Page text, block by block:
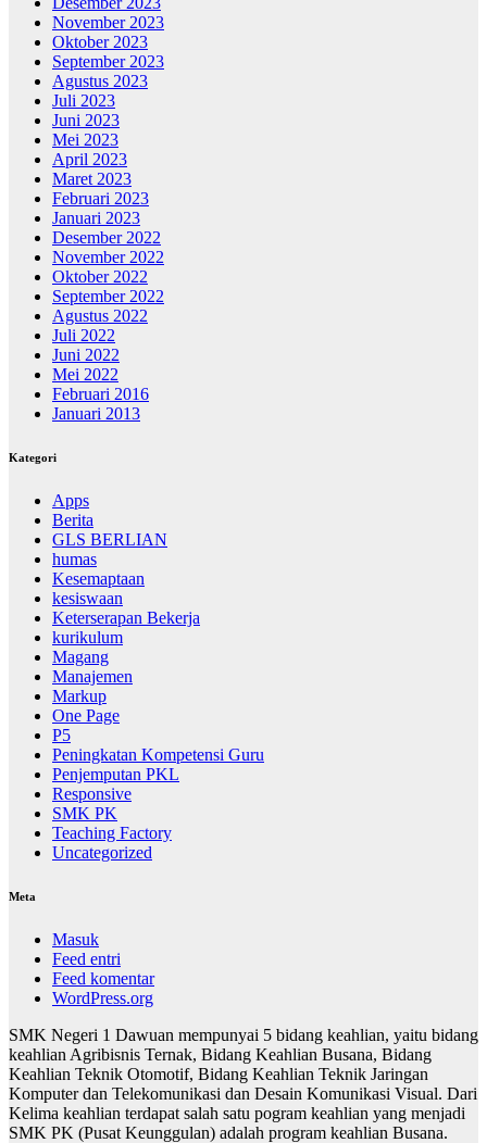
November 2023
Oktober 2023
September 2023
Agustus 2023
Juli 2023
Juni 2023
Mei 2023
April 2023
Maret 2023
Februari 2023
Januari 2023
Desember 2022
November 2022
Oktober 2022
September 2022
Agustus 2022
Juli 2022
Juni 2022
Mei 2022
Februari 2016
Januari 2013
Kategori
Apps
Berita
GLS BERLIAN
humas
Kesemaptaan
kesiswaan
Keterserapan Bekerja
kurikulum
Magang
Manajemen
Markup
One Page
P5
Peningkatan Kompetensi Guru
Penjemputan PKL
Responsive
SMK PK
Teaching Factory
Uncategorized
Meta
Masuk
Feed entri
Feed komentar
WordPress.org
SMK Negeri 1 Dawuan mempunyai 5 bidang keahlian, yaitu bidang
keahlian Agribisnis Ternak, Bidang Keahlian Busana, Bidang
Keahlian Teknik Otomotif, Bidang Keahlian Teknik Jaringan
Komputer dan Telekomunikasi dan Desain Komunikasi Visual. Dari
Kelima keahlian terdapat salah satu pogram keahlian yang menjadi
SMK PK (Pusat Keunggulan) adalah program keahlian Busana.